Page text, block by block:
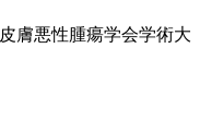
膚悪性腫瘍学会学術大